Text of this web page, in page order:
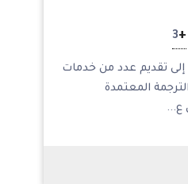
+
3
إلى تقديم عدد من خدمات
المعتمدة
ع...